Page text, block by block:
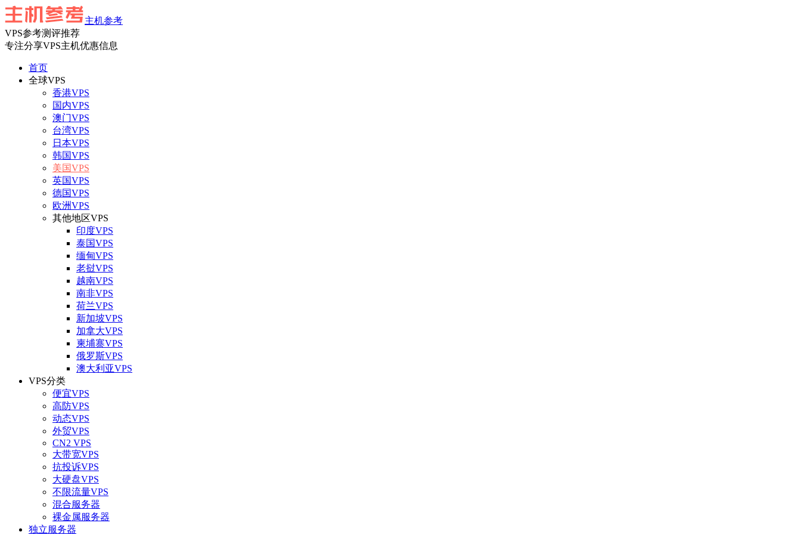
主机参考
VPS参考测评推荐
专注分享VPS主机优惠信息
首页
全球VPS
香港VPS
国内VPS
澳门VPS
台湾VPS
日本VPS
韩国VPS
美国VPS
英国VPS
德国VPS
欧洲VPS
其他地区VPS
印度VPS
泰国VPS
缅甸VPS
老挝VPS
越南VPS
南非VPS
荷兰VPS
新加坡VPS
加拿大VPS
柬埔寨VPS
俄罗斯VPS
澳大利亚VPS
VPS分类
便宜VPS
高防VPS
动态VPS
外贸VPS
CN2 VPS
大带宽VPS
抗投诉VPS
大硬盘VPS
不限流量VPS
混合服务器
裸金属服务器
独立服务器